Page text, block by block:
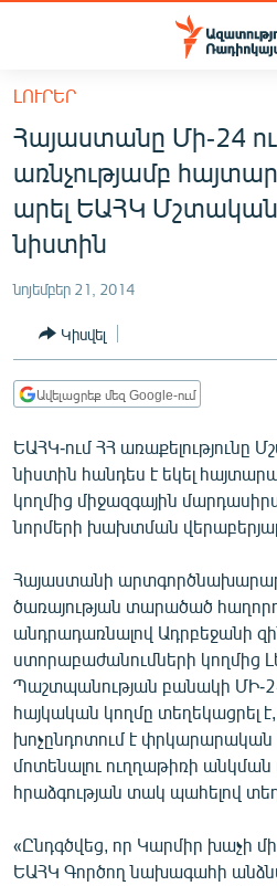
Մատչելիության
հիմնական
բովանդակությանը
Անցնել
հիմնական
մենյուին
Որոնում
ՀԱՅԱՍՏԱՆ
ՔԱՂԱՔԱԿԱՆ
ԸՆՏՐՈՒԹՅՈՒՆՆԵՐ 2026
ՏՆՏԵՍՈՒԹՅՈՒՆ
ՂԱՐԱԲԱՂ
ՏԱՐԱԾԱՇՐՋԱՆ
ՄԻՋԱԶԳԱՅԻՆ
ՍՊՈՐՏ
ՄԵԿՆԱԲԱՆՈՒԹՅՈՒՆ
ՏՏ ԵՒ ԻՆՏԵՐՆԵՏ
ԿՈՐՈՆԱՎԻՐՈՒՍ
ԱՐԽԻՎ
ՏԵՍԱՆՅՈՒԹԵՐ
ՁԳՏԵԼՈՎ ԼԱՎԱԳՈՒՅՆԻՆ
ԼՈՒՐԵՐ
Հայաստանը Մի-24
առնչությամբ
արել ԵԱՀԿ
նիստին
նոյեմբեր 21, 2014
Կիսվել
Ավելացրեք մեզ Google-ում
ԵԱՀԿ-ում ՀՀ առաքելությունը
նիստին հանդես է եկել
կողմից միջազգային
նորմերի խախտման
Հայաստանի
ծառայության տարածած
անդրադառնալով Ադրբեջանի
ստորաբաժանումների կողմից
Պաշտպանության բանակի ՄԻ-
հայկական կողմը տեղեկացրել
խոչընդոտում է փրկարարական
մոտենալու ուղղաթիռի
հրաձգության տակ պահելով
«Ընդգծվեց, որ Կարմիր խաչի
ԵԱՀԿ Գործող նախագահի